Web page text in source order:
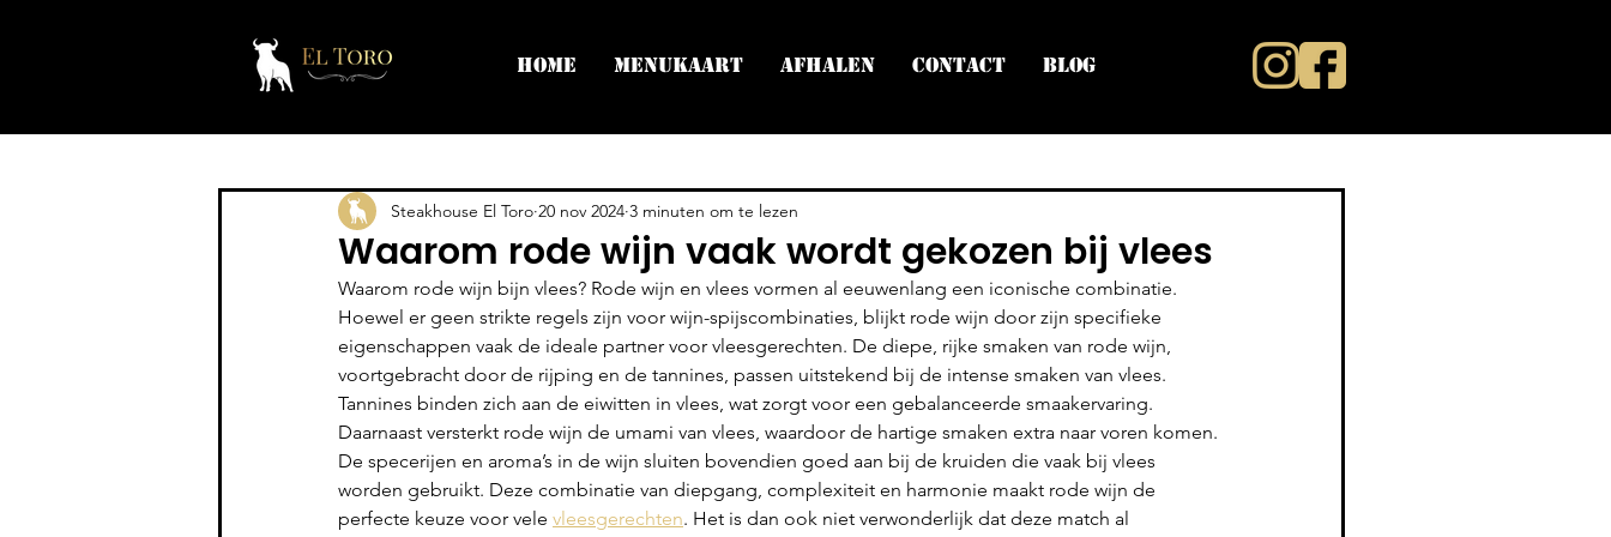
Home Menukaart Afhalen Contact Blog
Waarom rode wijn vaak wordt gekozen bij vlees
Steakhouse El Toro 20 nov 2024 3 minuten om te lezen
Waarom rode wijn bijn vlees? Rode wijn en vlees vormen al eeuwenlang een iconische combinatie.
Hoewel er geen strikte regels zijn voor wijn-spijscombinaties, blijkt rode wijn door zijn specifieke
eigenschappen vaak de ideale partner voor vleesgerechten. De diepe, rijke smaken van rode wijn,
voortgebracht door de rijping en de tannines, passen uitstekend bij de intense smaken van vlees.
Tannines binden zich aan de eiwitten in vlees, wat zorgt voor een gebalanceerde smaakervaring.
Daarnaast versterkt rode wijn de umami van vlees, waardoor de hartige smaken extra naar voren komen.
De specerijen en aroma’s in de wijn sluiten bovendien goed aan bij de kruiden die vaak bij vlees
worden gebruikt. Deze combinatie van diepgang, complexiteit en harmonie maakt rode wijn de
perfecte keuze voor vele vleesgerechten. Het is dan ook niet verwonderlijk dat deze match al